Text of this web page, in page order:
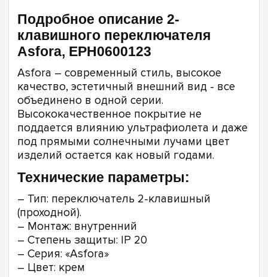
Подробное описание 2-
клавишного переключателя
Asfora, EPH0600123
Asfora – cовременный стиль, высокое
качество, эстетичный внешний вид - все
объединено в одной серии.
Высококачественное покрытие не
поддается влиянию ультрафиолета и даже
под прямыми солнечными лучами цвет
изделий остается как новый годами.
Технические параметры:
– Тип: переключатель 2-клавишный
(проходной).
– Монтаж: внутренний
– Степень защиты: IP 20
– Серия: «Asfora»
– Цвет: крем